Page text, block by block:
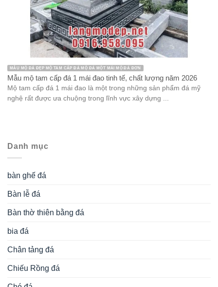
MẪU MỘ ĐÁ ĐẸP MỘ TAM CẤP ĐÁ MỘ ĐÁ MỘT MÁI MỘ ĐÁ ĐƠN
Mẫu mộ tam cấp đá 1 mái đao tinh tế, chất lượng năm 2026
Mộ tam cấp đá 1 mái đao là một trong những sản phẩm đá mỹ
nghệ rất được ưa chuộng trong lĩnh vực xây dựng ...
Danh mục
bàn ghế đá
Bàn lễ đá
Bàn thờ thiên bằng đá
bia đá
Chân tảng đá
Chiếu Rồng đá